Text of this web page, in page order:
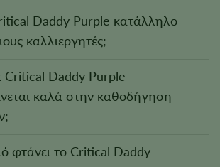
Daddy Purple κατάλληλο
καλλιεργητές;
Critical Daddy Purple
καλά στην καθοδήγηση
φτάνει το Critical Daddy